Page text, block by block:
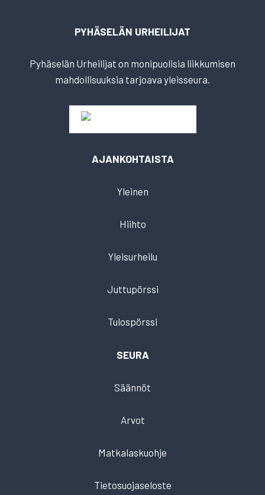
PYHÄSELÄN URHEILIJAT
Pyhäselän Urheilijat on monipuolisia liikkumisen
mahdollisuuksia tarjoava yleisseura.
AJANKOHTAISTA
Yleinen
Hiihto
Yleisurheilu
Juttupörssi
Tulospörssi
SEURA
Säännöt
Arvot
Matkalaskuohje
Tietosuojaseloste